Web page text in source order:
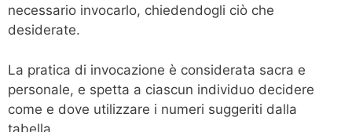
necessario invocarlo, chiedendogli ciò che
desiderate.
La pratica di invocazione è considerata sacra e
personale, e spetta a ciascun individuo decidere
come e dove utilizzare i numeri suggeriti dalla
tabella.